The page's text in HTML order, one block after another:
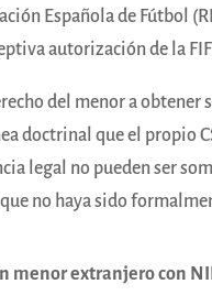
Española de Fútbol
autorización de la
del menor a
doctrinal que el propio
legal no pueden ser
no haya sido
menor extranjero con